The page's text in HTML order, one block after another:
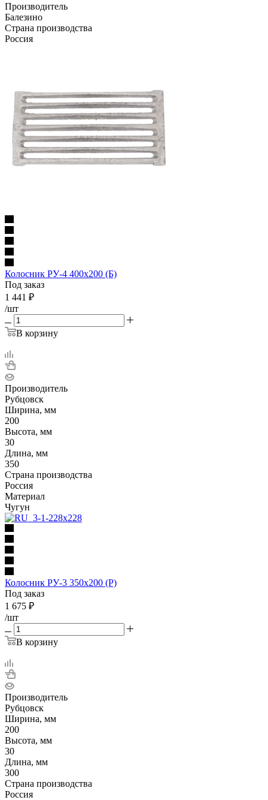
Производитель
Балезино
Страна производства
Россия
Колосник РУ-4 400x200 (Б)
Под заказ
1 441 ₽
/шт
В корзину
Производитель
Рубцовск
Ширина, мм
200
Высота, мм
30
Длина, мм
350
Страна производства
Россия
Материал
Чугун
Колосник РУ-3 350х200 (Р)
Под заказ
1 675 ₽
/шт
В корзину
Производитель
Рубцовск
Ширина, мм
200
Высота, мм
30
Длина, мм
300
Страна производства
Россия